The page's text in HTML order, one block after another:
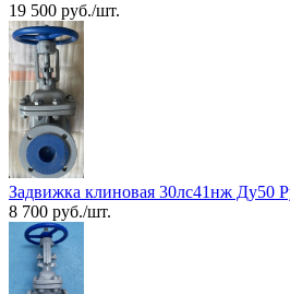
19 500 руб./шт.
Задвижка клиновая 30лс41нж Ду50
8 700 руб./шт.